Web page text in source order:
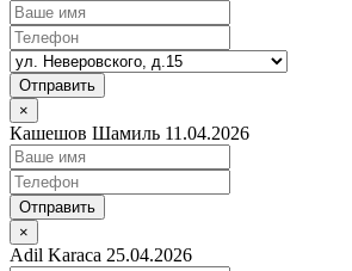
Отправить
×
Кашешов Шамиль 11.04.2026
Отправить
×
Adil Karaca 25.04.2026